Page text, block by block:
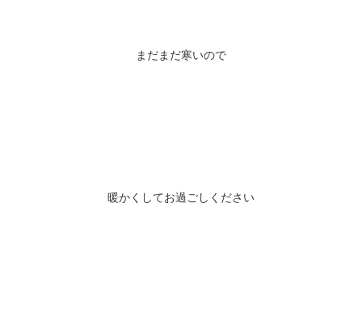
まだまだ寒いので
暖かくしてお過ごしください